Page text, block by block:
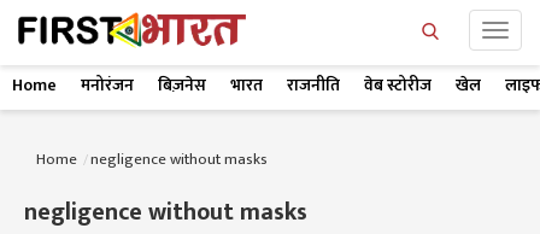
Home मनोरंजन बिज़नेस भारत राजनीति वेब स्टोरीज खेल
Home negligence without masks
negligence without masks